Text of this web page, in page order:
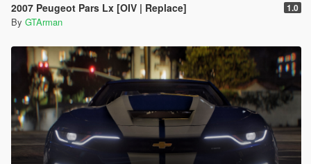
2007 Peugeot Pars Lx [OIV | Replace] 1.0
By GTArman